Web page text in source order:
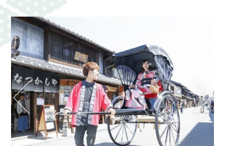
- プレミアムツイン
- アクセシブルルーム
会社概要
採用情報
よくあるご質問
お知らせ
お問い合わせ
プライバシーポリシー
カスタマーハラスメント基本方針